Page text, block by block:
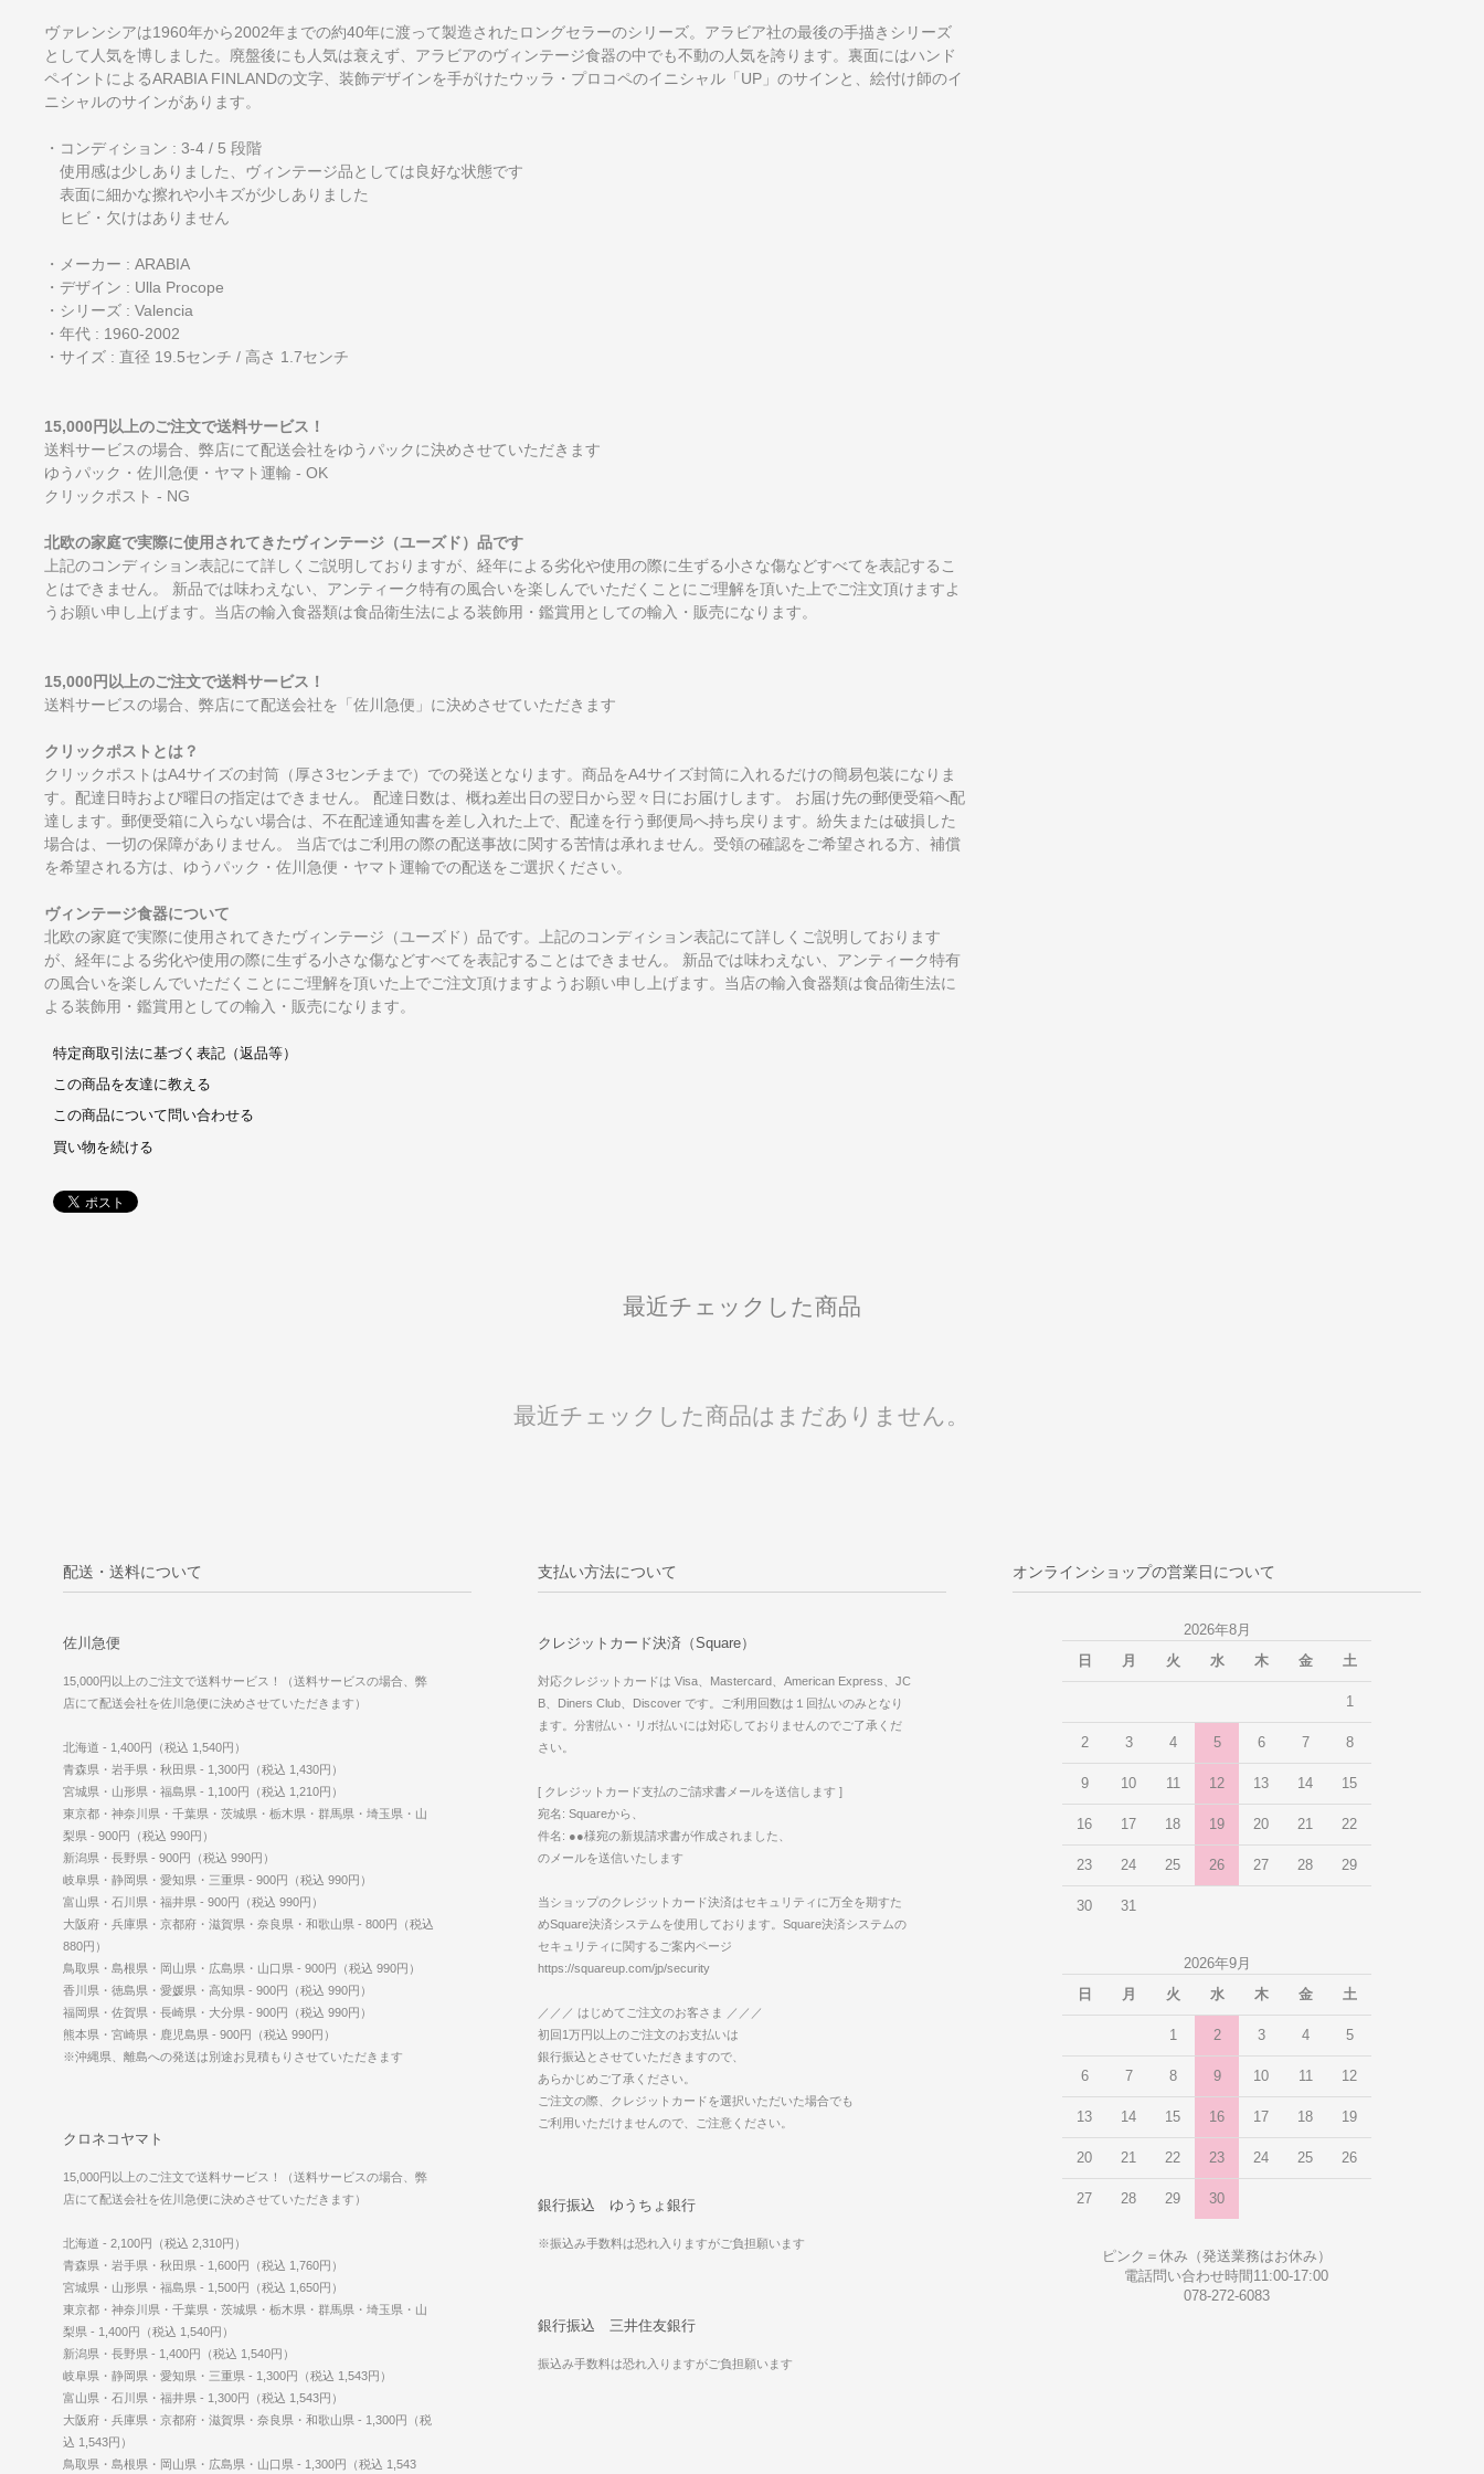
ヴァレンシアは1960年から2002年までの約40年に渡って製造されたロングセラーのシリーズ。アラビア社の最後の手描きシリーズ
として人気を博しました。廃盤後にも人気は衰えず、アラビアのヴィンテージ食器の中でも不動の人気を誇ります。裏面にはハンド
ペイントによるARABIA FINLANDの文字、装飾デザインを手がけたウッラ・プロコペのイニシャル「UP」のサインと、絵付け師のイ
ニシャルのサインがあります。
・コンディション : 3-4 / 5 段階
使用感は少しありました、ヴィンテージ品としては良好な状態です
表面に細かな擦れや小キズが少しありました
ヒビ・欠けはありません
・メーカー : ARABIA
・デザイン : Ulla Procope
・シリーズ : Valencia
・年代 : 1960-2002
・サイズ : 直径 19.5センチ / 高さ 1.7センチ
15,000円以上のご注文で送料サービス！
送料サービスの場合、弊店にて配送会社をゆうパックに決めさせていただきます
ゆうパック・佐川急便・ヤマト運輸 - OK
クリックポスト - NG
北欧の家庭で実際に使用されてきたヴィンテージ（ユーズド）品です
上記のコンディション表記にて詳しくご説明しておりますが、経年による劣化や使用の際に生ずる小さな傷などすべてを表記するこ
とはできません。 新品では味わえない、アンティーク特有の風合いを楽しんでいただくことにご理解を頂いた上でご注文頂けますよ
うお願い申し上げます。当店の輸入食器類は食品衛生法による装飾用・鑑賞用としての輸入・販売になります。
15,000円以上のご注文で送料サービス！
送料サービスの場合、弊店にて配送会社を「佐川急便」に決めさせていただきます
クリックポストとは？
クリックポストはA4サイズの封筒（厚さ3センチまで）での発送となります。商品をA4サイズ封筒に入れるだけの簡易包装になりま
す。配達日時および曜日の指定はできません。 配達日数は、概ね差出日の翌日から翌々日にお届けします。 お届け先の郵便受箱へ配
達します。郵便受箱に入らない場合は、不在配達通知書を差し入れた上で、配達を行う郵便局へ持ち戻ります。紛失または破損した
場合は、一切の保障がありません。 当店ではご利用の際の配送事故に関する苦情は承れません。受領の確認をご希望される方、補償
を希望される方は、ゆうパック・佐川急便・ヤマト運輸での配送をご選択ください。
ヴィンテージ食器について
北欧の家庭で実際に使用されてきたヴィンテージ（ユーズド）品です。上記のコンディション表記にて詳しくご説明しております
が、経年による劣化や使用の際に生ずる小さな傷などすべてを表記することはできません。 新品では味わえない、アンティーク特有
の風合いを楽しんでいただくことにご理解を頂いた上でご注文頂けますようお願い申し上げます。当店の輸入食器類は食品衛生法に
よる装飾用・鑑賞用としての輸入・販売になります。
特定商取引法に基づく表記（返品等）
この商品を友達に教える
この商品について問い合わせる
買い物を続ける
最近チェックした商品
最近チェックした商品はまだありません。
配送・送料について
佐川急便
15,000円以上のご注文で送料サービス！（送料サービスの場合、弊
店にて配送会社を佐川急便に決めさせていただきます）
北海道 - 1,400円（税込 1,540円）
青森県・岩手県・秋田県 - 1,300円（税込 1,430円）
宮城県・山形県・福島県 - 1,100円（税込 1,210円）
東京都・神奈川県・千葉県・茨城県・栃木県・群馬県・埼玉県・山
梨県 - 900円（税込 990円）
新潟県・長野県 - 900円（税込 990円）
岐阜県・静岡県・愛知県・三重県 - 900円（税込 990円）
富山県・石川県・福井県 - 900円（税込 990円）
大阪府・兵庫県・京都府・滋賀県・奈良県・和歌山県 - 800円（税込
880円）
鳥取県・島根県・岡山県・広島県・山口県 - 900円（税込 990円）
香川県・徳島県・愛媛県・高知県 - 900円（税込 990円）
福岡県・佐賀県・長崎県・大分県 - 900円（税込 990円）
熊本県・宮崎県・鹿児島県 - 900円（税込 990円）
※沖縄県、離島への発送は別途お見積もりさせていただきます
クロネコヤマト
15,000円以上のご注文で送料サービス！（送料サービスの場合、弊
店にて配送会社を佐川急便に決めさせていただきます）
北海道 - 2,100円（税込 2,310円）
青森県・岩手県・秋田県 - 1,600円（税込 1,760円）
宮城県・山形県・福島県 - 1,500円（税込 1,650円）
東京都・神奈川県・千葉県・茨城県・栃木県・群馬県・埼玉県・山
梨県 - 1,400円（税込 1,540円）
新潟県・長野県 - 1,400円（税込 1,540円）
岐阜県・静岡県・愛知県・三重県 - 1,300円（税込 1,543円）
富山県・石川県・福井県 - 1,300円（税込 1,543円）
大阪府・兵庫県・京都府・滋賀県・奈良県・和歌山県 - 1,300円（税
込 1,543円）
鳥取県・島根県・岡山県・広島県・山口県 - 1,300円（税込 1,543
支払い方法について
クレジットカード決済（Square）
対応クレジットカードは Visa、Mastercard、American Express、JC
B、Diners Club、Discover です。ご利用回数は１回払いのみとなり
ます。分割払い・リボ払いには対応しておりませんのでご了承くだ
さい。
[ クレジットカード支払のご請求書メールを送信します ]
宛名: Squareから、
件名: ●●様宛の新規請求書が作成されました、
のメールを送信いたします
当ショップのクレジットカード決済はセキュリティに万全を期すた
めSquare決済システムを使用しております。Square決済システムの
セキュリティに関するご案内ページ
https://squareup.com/jp/security
／／／ はじめてご注文のお客さま ／／／
初回1万円以上のご注文のお支払いは
銀行振込とさせていただきますので、
あらかじめご了承ください。
ご注文の際、クレジットカードを選択いただいた場合でも
ご利用いただけませんので、ご注意ください。
銀行振込 ゆうちょ銀行
※振込み手数料は恐れ入りますがご負担願います
銀行振込 三井住友銀行
振込み手数料は恐れ入りますがご負担願います
オンラインショップの営業日について
2026年8月
日
月 火 水 木 金 土
1
2 3 4 5 6 7 8
9 10 11 12 13 14 15
16 17 18 19 20 21 22
23 24 25 26 27 28 29
30 31
2026年9月
日
月 火 水 木 金 土
1 2 3 4 5
6 7 8 9 10 11 12
13 14 15 16 17 18 19
20 21 22 23 24 25 26
27 28 29 30
ピンク＝休み（発送業務はお休み）
電話問い合わせ時間11:00-17:00
078-272-6083